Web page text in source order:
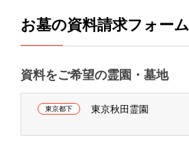
お墓の資料請求フォーム
資料をご希望の霊園・墓地
東京都下 東京秋田霊園